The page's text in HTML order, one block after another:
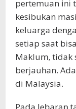
pertemuan ini
kesibukan
keluarga
setiap saat
Maklum, tidak
berjauhan.
di Malaysia.